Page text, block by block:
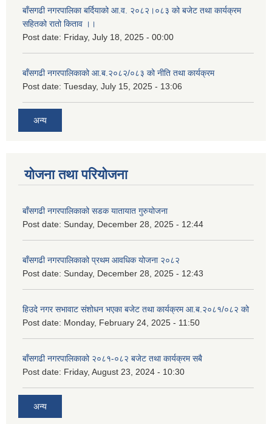
बाँसगढी नगरपालिका बर्दियाको आ.व. २०८२।०८३ को बजेट तथा कार्यक्रम
सहितको रातो किताव ।।
Post date: Friday, July 18, 2025 - 00:00
बाँसगढी नगरपालिकाको आ.ब.२०८२/०८३ को नीति तथा कार्यक्रम
Post date: Tuesday, July 15, 2025 - 13:06
अन्य
योजना तथा परियोजना
बाँसगढी नगरपालिकाको सडक यातायात गुरुयोजना
Post date: Sunday, December 28, 2025 - 12:44
बाँसगढी नगरपालिकाको प्रथम आवधिक योजना २०८२
Post date: Sunday, December 28, 2025 - 12:43
हिउदे नगर सभावाट संशोधन भएका बजेट तथा कार्यक्रम आ.ब.२०८१/०८२ को
Post date: Monday, February 24, 2025 - 11:50
बाँसगढी नगरपालिकाको २०८१-०८२ बजेट तथा कार्यक्रम सबै
Post date: Friday, August 23, 2024 - 10:30
अन्य